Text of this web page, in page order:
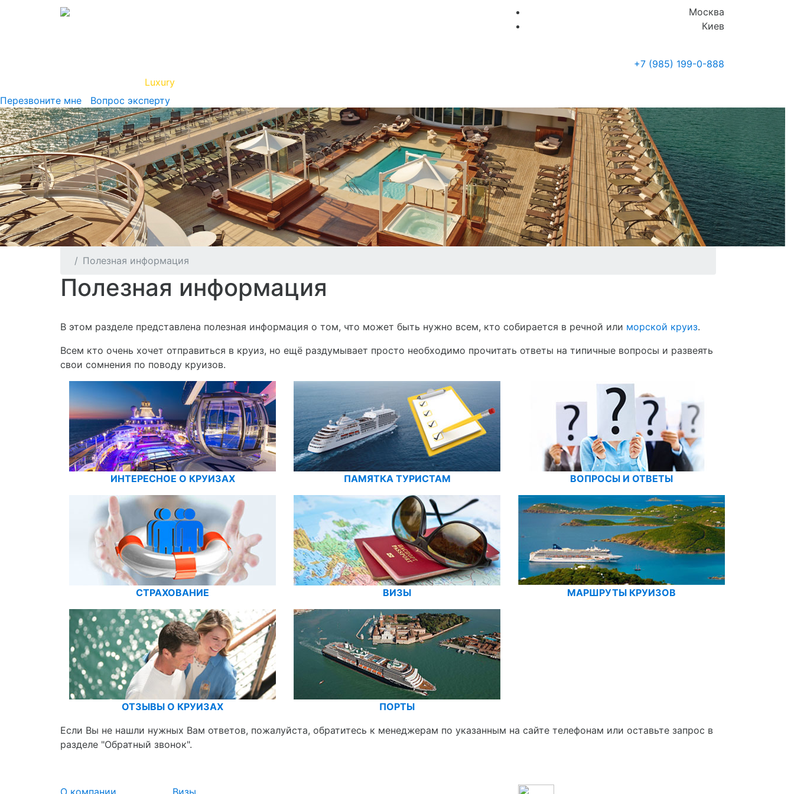
Москва
Киев
+7 (985) 199-0-888
Luxury
Перезвоните мне
Вопрос эксперту
Полезная информация
Полезная информация
В этом разделе представлена полезная информация о том, что может быть нужно всем, кто собирается в речной или морской круиз.
Всем кто очень хочет отправиться в круиз, но ещё раздумывает просто необходимо прочитать ответы на типичные вопросы и развеять
свои сомнения по поводу круизов.
ИНТЕРЕСНОЕ О КРУИЗАХ ПАМЯТКА ТУРИСТАМ ВОПРОСЫ И ОТВЕТЫ
СТРАХОВАНИЕ ВИЗЫ МАРШРУТЫ КРУИЗОВ
ОТЗЫВЫ О КРУИЗАХ
ПОРТЫ
Если Вы не нашли нужных Вам ответов, пожалуйста, обратитесь к менеджерам по указанным на сайте телефонам или оставьте запрос в
разделе "Обратный звонок".
О компании Визы